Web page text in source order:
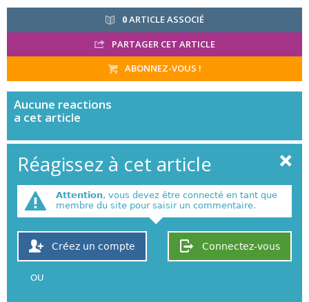
0ARTICLE ASSOCIÉ
PARTAGER CET ARTICLE
ABONNEZ-VOUS !
Aucune reactions
a cet article
Réagissez à cet article
Attention, vous devez être connecté en tant que
membre du site pour saisir un commentaire.
Connectez-vous
Créez un compte
OU